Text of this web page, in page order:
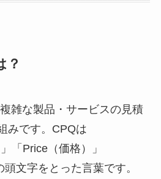
？
雑な製品・サービスの見積
みです。CPQは
「Price（価格）」
頭文字をとった言葉です。